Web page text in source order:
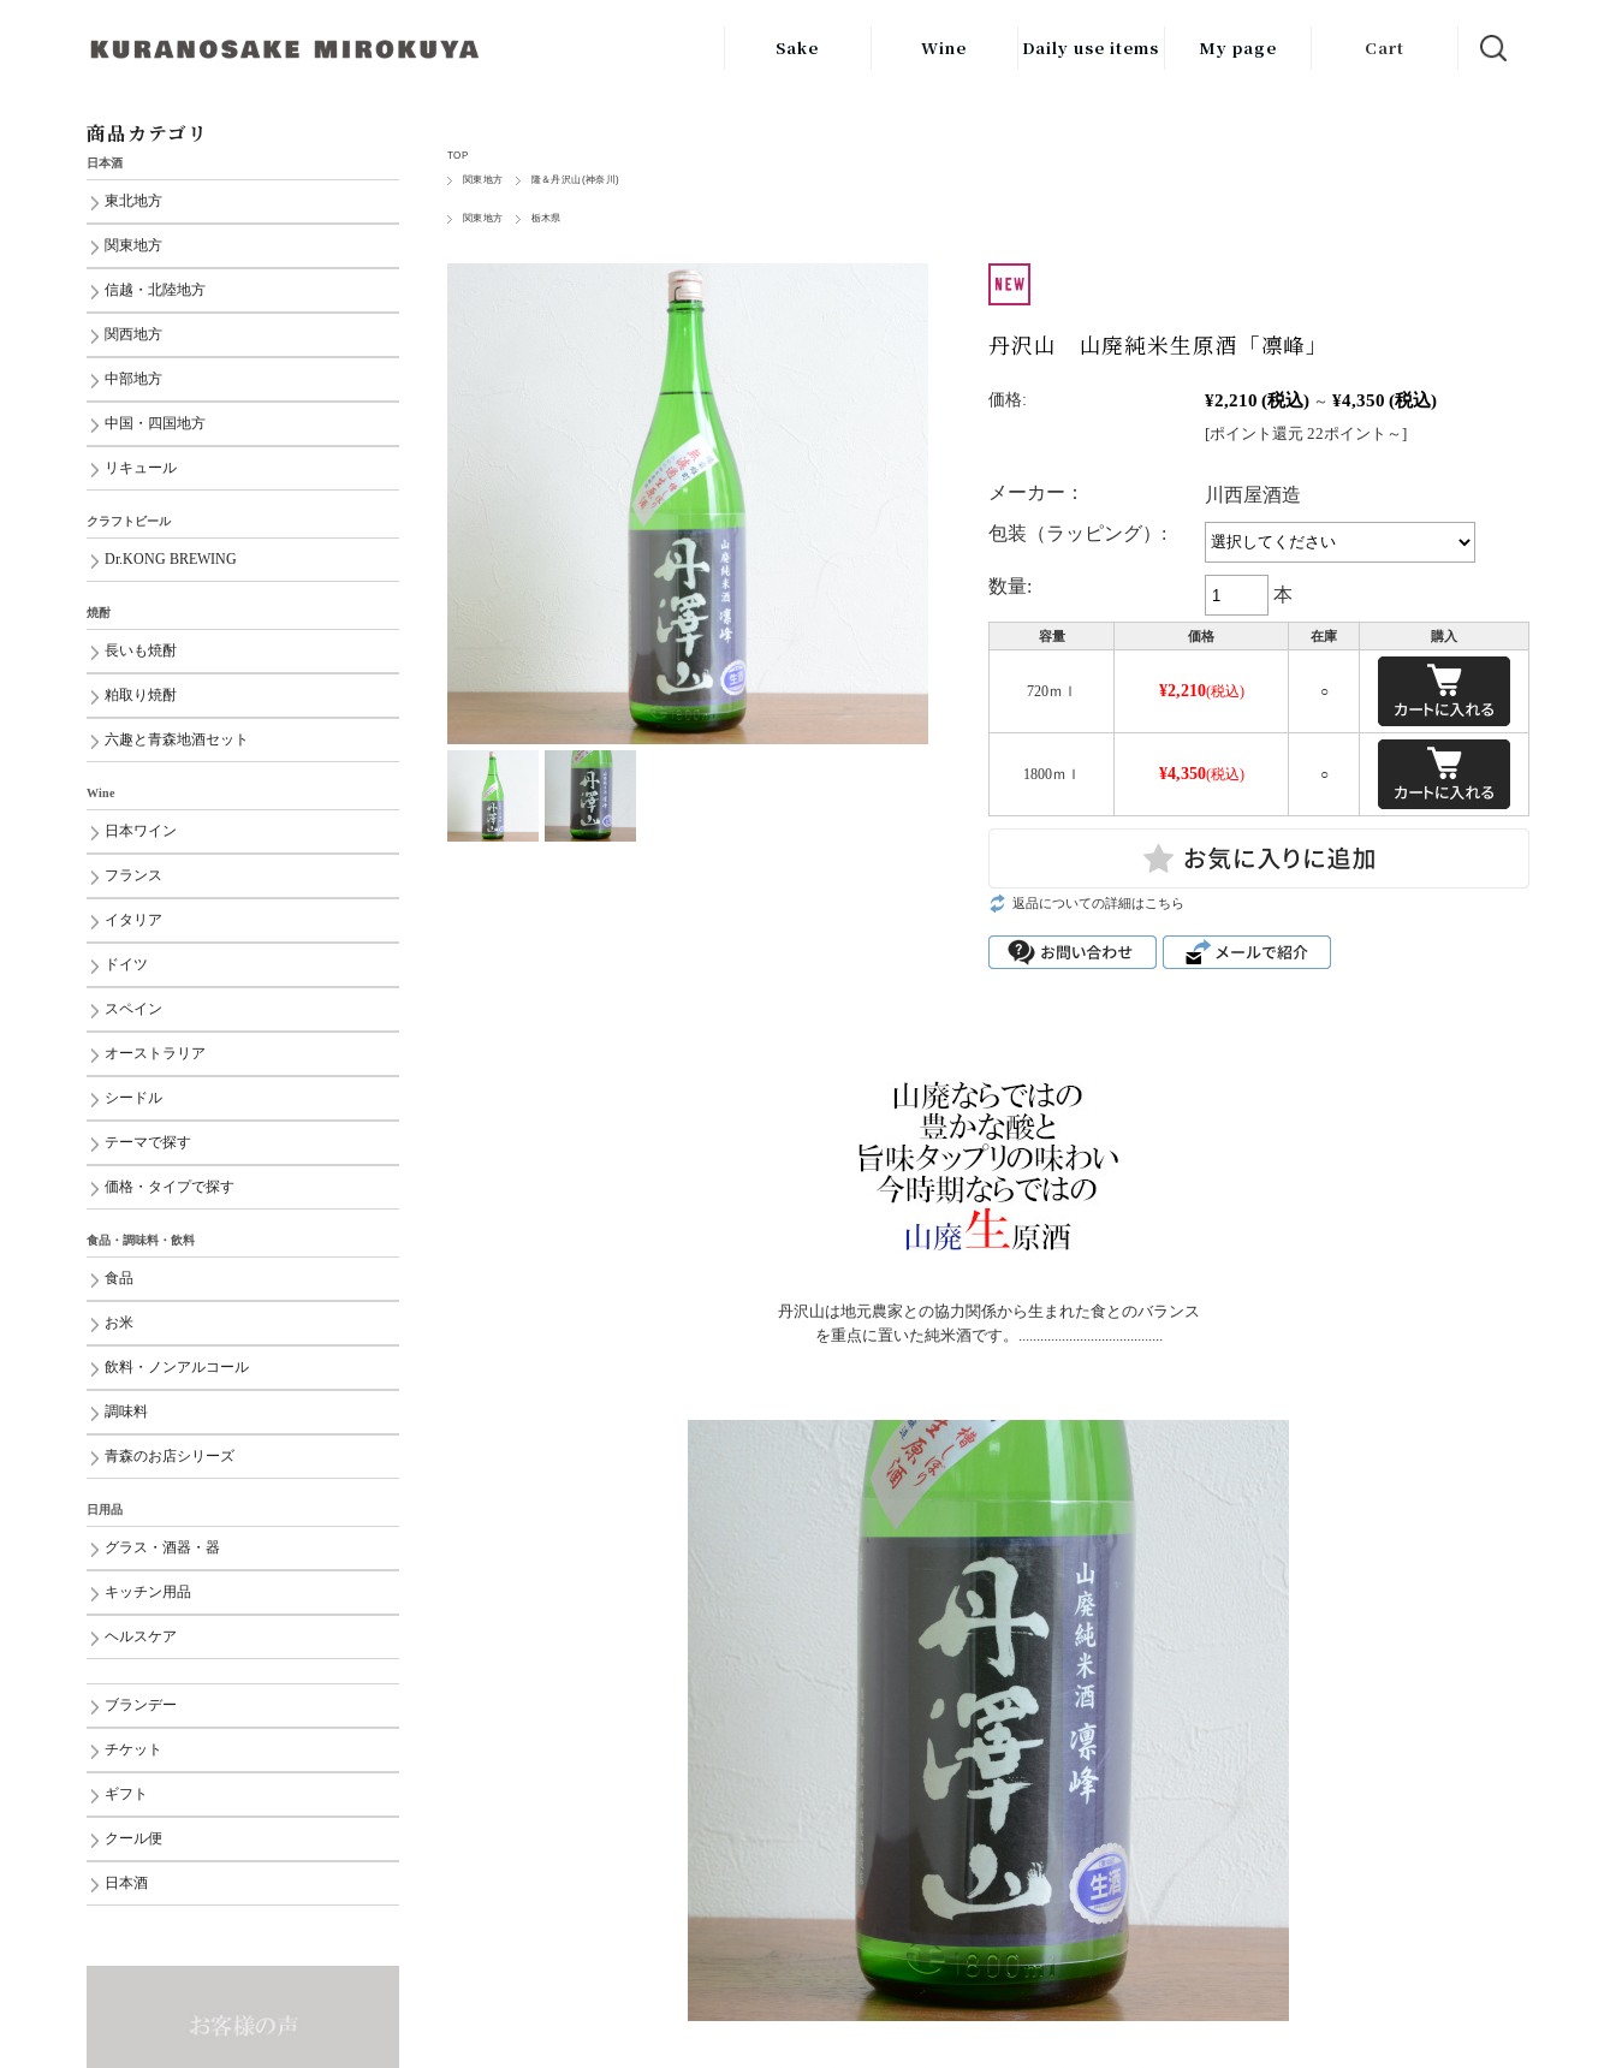
Sake Wine
GERMANY
Daily use items
器
My page Cart
TOP
関東地方 隆＆丹沢山(神奈川)
関東地方 栃木県
丹沢山 山廃純米生原酒「凛峰」
価格: ¥2,210 (税込) ～ ¥4,350 (税込)
[ポイント還元 22ポイント～]
メーカー：
川西屋酒造
包装（ラッピング）:
数量: 本
容量 価格 在庫 購入
720ｍｌ ¥2,210(税込) ○
1800ｍｌ ¥4,350(税込) ○
返品についての詳細はこちら
丹沢山は地元農家との協力関係から生まれた食とのバランス
を重点に置いた純米酒です。........................................
商品カテゴリ
日本酒
東北地方
関東地方
信越・北陸地方
関西地方
中部地方
中国・四国地方
リキュール
クラフトビール
Dr.KONG BREWING
焼酎
長いも焼酎
粕取り焼酎
六趣と青森地酒セット
Wine
日本ワイン
フランス
イタリア
ドイツ
スペイン
オーストラリア
シードル
テーマで探す
価格・タイプで探す
食品・調味料・飲料
食品
お米
飲料・ノンアルコール
調味料
青森のお店シリーズ
日用品
グラス・酒器・器
キッチン用品
ヘルスケア
ブランデー
チケット
ギフト
クール便
日本酒